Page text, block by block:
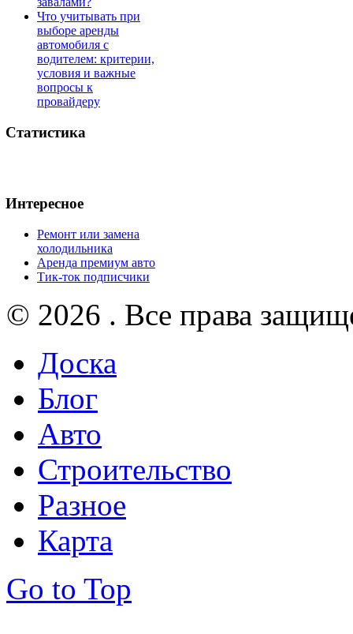
Что учитывать при
выборе аренды
автомобиля с
водителем: критерии,
условия и важные
вопросы к
провайдеру
Статистика
Интересное
Ремонт или замена
холодильника
Аренда премиум авто
Тик-ток подписчики
© 2026 . Все права
Доска
Блог
Авто
Строительство
Разное
Карта
Go to Top